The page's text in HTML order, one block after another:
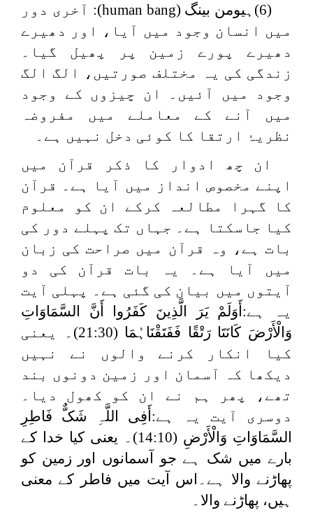
(6)ہیومن بینگ (
human bang): آخری دور
میں انسان وجود میں آیا، اور دھیرے
دھیرے پورے زمین پر پھیل گیا۔
زندگی کی یہ مختلف صورتیں، الگ الگ
وجود میں آئیں۔ ان چیزوں کے وجود
میں آنے کے معاملے میں مفروضہ
نظریۂ ارتقا کا کوئی دخل نہیں ہے۔
ان چھ ادوار کا ذکر قرآن میں
اپنے مخصوص انداز میں آیا ہے۔ قرآن
کا گہرا مطالعہ کرکے ان کو معلوم
کیا جاسکتا ہے۔ جہاں تک پہلے دور کی
بات ہے، وہ قرآن میں صراحت کی زبان
میں آیا ہے۔ یہ بات قرآن کی دو
آیتوں میں بیان کی گئی ہے۔ پہلی آیت
یہ ہے: أَوَلَمْ یَرَ الَّذِینَ کَفَرُوا أَنَّ السَّمَاوَاتِ
وَالْأَرْضَ کَانَتَا رَتْقًا فَفَتَقْنَاہُمَا
(21:30)۔ یعنی
کیا انکار کرنے والوں نے نہیں
دیکھا کہ آسمان اور زمین دونوں بند
تھے، پھر ہم نے ان کو کھول دیا۔
دوسری آیت یہ ہے: أَفِی اللَّہِ شَکٌّ فَاطِرِ
السَّمَاوَاتِ وَالْأَرْضِ
(14:10)۔ یعنی کیا خدا کے
بارے میں شک ہے جو آسمانوں اور زمین کو
پھاڑنے والا ہے۔اس آیت میں فاطر کے معنی
ہیں، پھاڑنے والا۔